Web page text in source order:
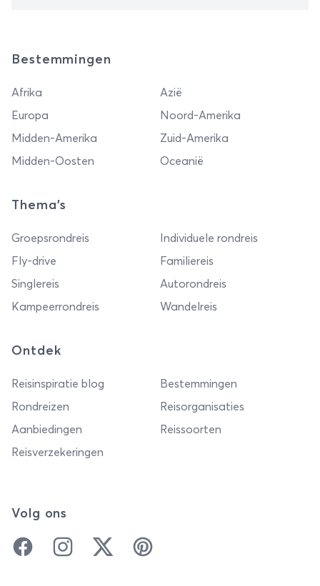
Bestemmingen
Afrika
Azië
Europa
Noord-Amerika
Midden-Amerika
Zuid-Amerika
Midden-Oosten
Oceanië
Thema's
Groepsrondreis
Individuele rondreis
Fly-drive
Familiereis
Singlereis
Autorondreis
Kampeerrondreis
Wandelreis
Ontdek
Reisinspiratie blog
Bestemmingen
Rondreizen
Reisorganisaties
Aanbiedingen
Reissoorten
Reisverzekeringen
Volg ons
FacebookInstagramTwitter Pinterest